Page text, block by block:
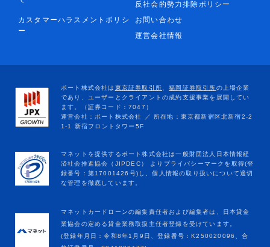
反社会的勢力排除ポリシー
カスタマーハラスメントポリシ
ー
お問い合わせ
運営会社情報
マネットカードローンの編集責任者および編集者は、日本貸金
業協会の定める貸金業務取扱主任者登録を受けています。
(登録年月日：令和8年1月9日、登録番号：K250020096、合